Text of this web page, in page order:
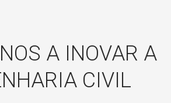
A INOVAR A
CIVIL